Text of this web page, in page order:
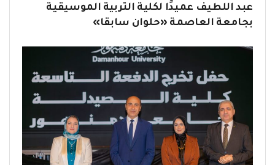
عبد اللطيف عميدًا لكلية التربية الموسيقية
بجامعة العاصمة «حلوان سابقا»